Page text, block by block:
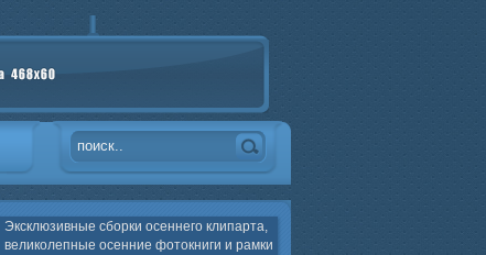
Эксклюзивные сборки осеннего клипарта,
великолепные осенние фотокниги и рамки